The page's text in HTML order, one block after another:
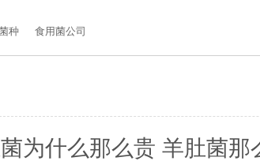
种 食用菌公司
为什么那么贵 羊肚菌那